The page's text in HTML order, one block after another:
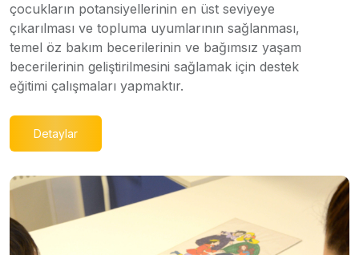
çocukların potansiyellerinin en üst seviyeye
çıkarılması ve topluma uyumlarının sağlanması,
temel öz bakım becerilerinin ve bağımsız yaşam
becerilerinin geliştirilmesini sağlamak için destek
eğitimi çalışmaları yapmaktır.
Detaylar